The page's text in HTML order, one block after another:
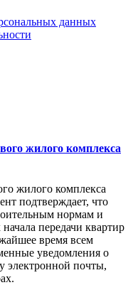
данных
жилого комплекса
жилого комплекса
подтверждает, что
нормам и
передачи квартир
время всем
уведомления о
электронной почты,